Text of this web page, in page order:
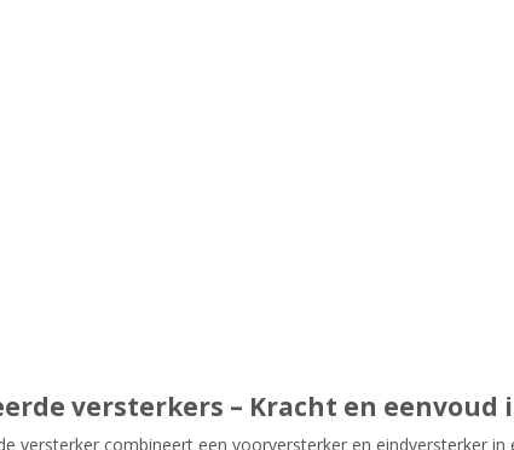
versterkers – Kracht en eenvoud
versterker combineert een voorversterker en eindversterker